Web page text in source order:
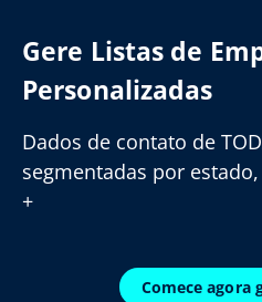
Gere Listas de
Personalizadas
Dados de contato de
segmentadas por
+
Comece agora